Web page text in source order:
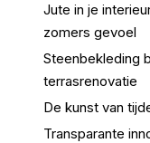
Jute in je
zomers gevoel
Steenbekleding
terrasrenovatie
De kunst van
Transparante